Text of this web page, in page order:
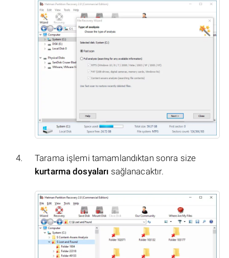
Tarama işlemi tamamlandıktan sonra size
kurtarma dosyaları sağlanacaktır.